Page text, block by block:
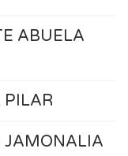
ABUELA
PILAR
JAMONALIA